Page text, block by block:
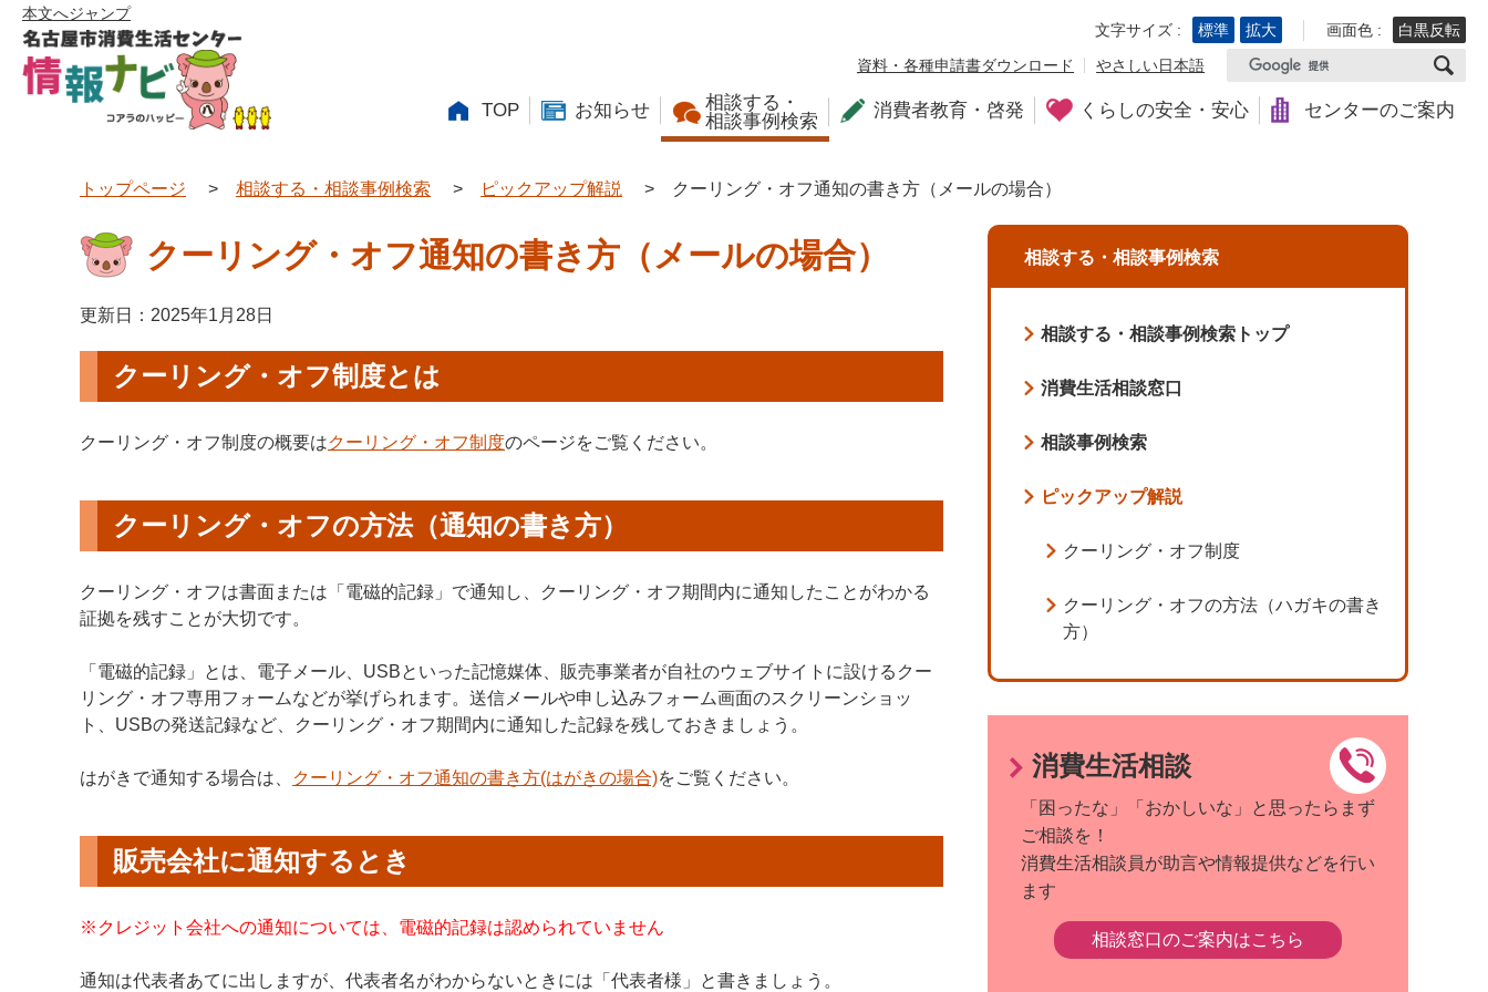
本文へジャンプ
文字サイズ :
標準 拡大 画面色 :
白黒反転
資料・各種申請書ダウンロード
やさしい日本語
TOP お知らせ
相談する・
相談事例検索
消費者教育・啓発 くらしの安全・安心 センターのご案内
トップページ > 相談する・相談事例検索 > ピックアップ解説 > クーリング・オフ通知の書き方（メールの場合）
クーリング・オフ通知の書き方（メールの場合）
更新日：2025年1月28日
クーリング・オフ制度とは
クーリング・オフ制度の概要はクーリング・オフ制度のページをご覧ください。
クーリング・オフの方法（通知の書き方）
クーリング・オフは書面または「電磁的記録」で通知し、クーリング・オフ期間内に通知したことがわかる
証拠を残すことが大切です。
「電磁的記録」とは、電子メール、USBといった記憶媒体、販売事業者が自社のウェブサイトに設けるクー
リング・オフ専用フォームなどが挙げられます。送信メールや申し込みフォーム画面のスクリーンショッ
ト、USBの発送記録など、クーリング・オフ期間内に通知した記録を残しておきましょう。
はがきで通知する場合は、 クーリング・オフ通知の書き方(はがきの場合)をご覧ください。
販売会社に通知するとき
※クレジット会社への通知については、電磁的記録は認められていません
通知は代表者あてに出しますが、代表者名がわからないときには「代表者様」と書きましょう。
相談する・相談事例検索
相談する・相談事例検索トップ
消費生活相談窓口
相談事例検索
ピックアップ解説
クーリング・オフ制度
クーリング・オフの方法（ハガキの書き
方）
消費生活相談
「困ったな」「おかしいな」と思ったらまず
ご相談を！
消費生活相談員が助言や情報提供などを行い
ます
相談窓口のご案内はこちら